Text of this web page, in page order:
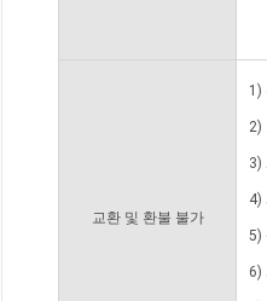
교환 및 환불 불가
1)
2)
3)
4)
5)
6)